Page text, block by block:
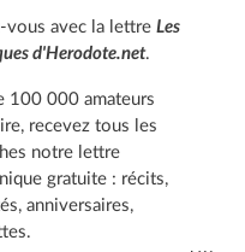
vous avec la lettre Les
d'Herodote.net.
100 000 amateurs
recevez tous les
notre lettre
gratuite : récits,
anniversaires,